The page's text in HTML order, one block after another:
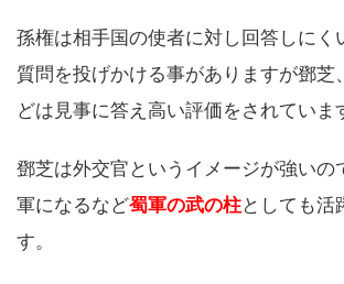
孫権は相手国の使者に対し回答しにく
質問を投げかける事がありますが鄧芝、
どは見事に答え高い評価をされていま
鄧芝は外交官というイメージが強いの
軍になるなど蜀軍の武の柱としても活
す。